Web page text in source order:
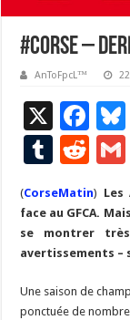
#corse –
AnToFpcL™
X
F
ac
e
b
o
o
k
T
m
bl
r
R
d
di
t
l
(CorseMatin) Les
face au GFCA.
se montrer
avertissements –
Une saison de
ponctuée de